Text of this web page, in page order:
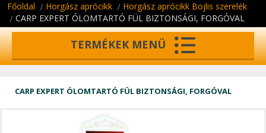
Főoldal Horgász aprócikk
Horgász aprócikk Bojlis szerelék
CARP EXPERT ÓLOMTARTÓ FÜL BIZTONSÁGI, FORGÓVAL
TERMÉKEK MENÜ
CARP EXPERT ÓLOMTARTÓ FÜL BIZTONSÁGI, FORGÓVAL